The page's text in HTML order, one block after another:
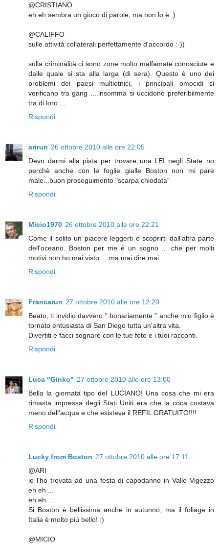
@CRISTIANO
eh eh sembra un gioco di parole, ma non lo è :)
@CALIFFO
sulle attività collaterali perfettamente d'accordo :-))
sulla criminalità ci sono zone molto malfamate conosciute e
dalle quale si sta alla larga (di sera). Questo è uno dei
problemi dei paesi multietnici, i principali omocidi si
verificano tra gang ....insomma si uccidono preferibilmente
tra di loro ...
Rispondi
arirun 26 ottobre 2010 alle ore 22:05
Devo darmi alla pista per trovare una LEI negli State..no
perchè anche con le foglie gialle Boston non mi pare
male...buon proseguimento "scarpa chiodata"
Rispondi
Micio1970 26 ottobre 2010 alle ore 22:21
Come il solito un piacere leggerti e scoprirti dall'altra parte
dell'oceano. Boston per me è un sogno ... che per molti
motivi non ho mai visto ... ma mai dire mai ...
Rispondi
Francarun 27 ottobre 2010 alle ore 12:20
Beato, ti invidio davvero " bonariamente " anche mio figlio è
tornato entusiasta di San Diego tutta un'altra vita.
Divertiti e facci sognare con le tue foto e i tuoi racconti.
Rispondi
Luca "Ginko" 27 ottobre 2010 alle ore 13:00
Bella la giornata tipo del LUCIANO! Una cosa che mi era
rimasta impressa degli Stati Uniti era che la coca costava
meno dell'acqua e che esisteva il REFIL GRATUITO!!!!
Rispondi
Lucky from Boston 27 ottobre 2010 alle ore 17:11
@ARI
io l'ho trovata ad una festa di capodanno in Valle Vigezzo
eh eh ...
eh eh ...
Si Boston è bellissima anche in autunno, ma il foliage in
Italia è molto più bello! :)
@MICIO